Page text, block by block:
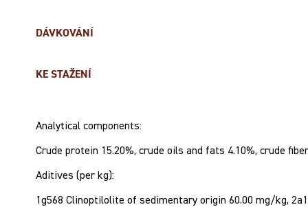
DÁVKOVÁNÍ
KE STAŽENÍ
Analytical components:
Crude protein 15.20%, crude oils and fats 4.10%, crude
Aditives (per kg):
1g568 Clinoptilolite of sedimentary origin 60.00 mg/kg,